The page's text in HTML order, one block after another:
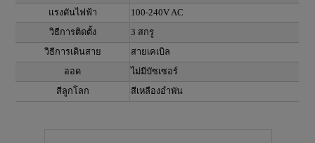
แรงดันไฟฟ้า
100-240V AC
วิธีการติดตั้ง
3 สกรู
วิธีการเดินสาย
สายเคเบิล
ออด
ไม่มีบัซเซอร์
สีลูกโลก
สีเหลืองอำพัน